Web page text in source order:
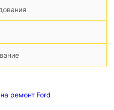
ремонт Ford